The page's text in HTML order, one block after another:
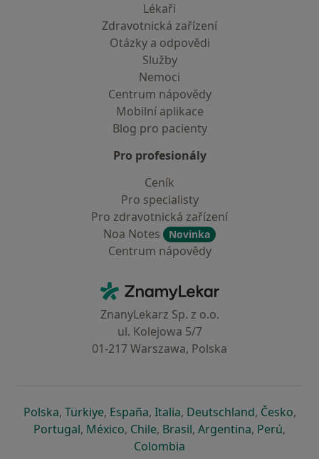
Lékaři
Zdravotnická zařízení
Otázky a odpovědi
Služby
Nemoci
Centrum nápovědy
Mobilní aplikace
Blog pro pacienty
Pro profesionály
Ceník
Pro specialisty
Pro zdravotnická zařízení
Noa Notes
Novinka
Centrum nápovědy
ZnamyLekar - Hlavní stránka
ZnanyLekarz Sp. z o.o.
ul. Kolejowa 5/7
01-217 Warszawa, Polska
Polskase otevře v nové záložce
, Türkiyese otevře v nové záložce
, Españase otevře v nové záložce
, Italiase otevře v nové záložce
, Deutschlandse otevře v
, Českose
,
Portugalse otevře v nové záložce
, Méxicose otevře v nové záložce
, Chilese otevře v nové záložce
, Brasilse otevře v nové
, Argentinase otevře v
, Perúse
,
Colombia